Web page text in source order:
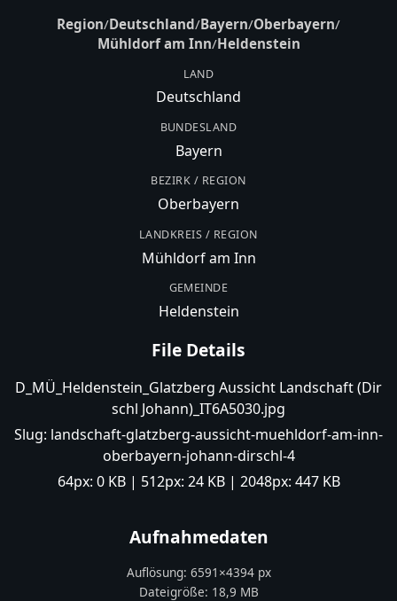
Region/Deutschland/Bayern/Oberbayern/
Mühldorf am Inn/Heldenstein
LAND
Deutschland
BUNDESLAND
Bayern
BEZIRK / REGION
Oberbayern
LANDKREIS / REGION
Mühldorf am Inn
GEMEINDE
Heldenstein
File Details
D_MÜ_Heldenstein_Glatzberg Aussicht Landschaft (Dir
schl Johann)_IT6A5030.jpg
Slug: landschaft-glatzberg-aussicht-muehldorf-am-inn-
oberbayern-johann-dirschl-4
64px: 0 KB| 512px: 24 KB| 2048px: 447 KB
Aufnahmedaten
Auflösung: 6591 ×4394px
Dateigröße: 18,9 MB